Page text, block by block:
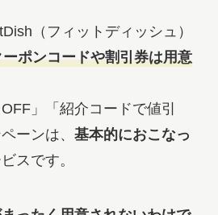
（フィットディッシュ）
ポンコードや割引券は用意
」「紹介コードで値引
ーンは、 基本的におこなっ
スです。